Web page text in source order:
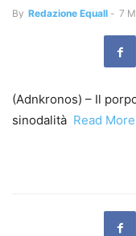
By Redazione Equall - 7
(Adnkronos) – Il
sinodalità ​ Read More